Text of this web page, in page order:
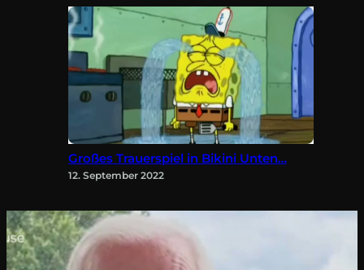
Großes Trauerspiel in Bikini Unten…
12. September 2022